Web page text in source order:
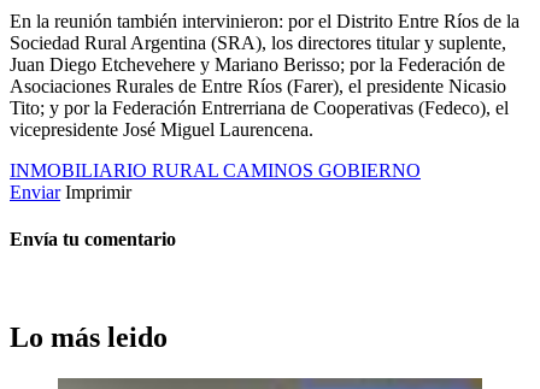
En la reunión también intervinieron: por el Distrito Entre Ríos de la
Sociedad Rural Argentina (SRA), los directores titular y suplente,
Juan Diego Etchevehere y Mariano Berisso; por la Federación de
Asociaciones Rurales de Entre Ríos (Farer), el presidente Nicasio
Tito; y por la Federación Entrerriana de Cooperativas (Fedeco), el
vicepresidente José Miguel Laurencena.
INMOBILIARIO RURAL CAMINOS GOBIERNO
Enviar Imprimir
Envía tu comentario
Lo más leido